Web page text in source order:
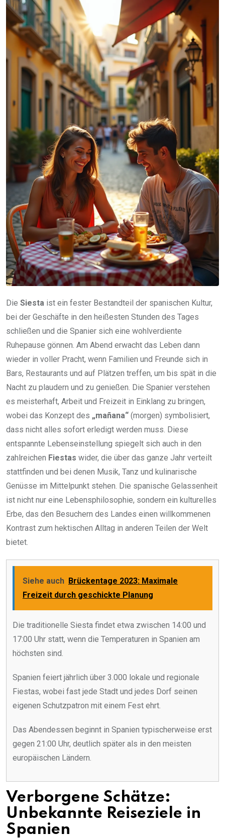
Die Siesta ist ein fester Bestandteil der spanischen Kultur,
bei der Geschäfte in den heißesten Stunden des Tages
schließen und die Spanier sich eine wohlverdiente
Ruhepause gönnen. Am Abend erwacht das Leben dann
wieder in voller Pracht, wenn Familien und Freunde sich in
Bars, Restaurants und auf Plätzen treffen, um bis spät in die
Nacht zu plaudern und zu genießen. Die Spanier verstehen
es meisterhaft, Arbeit und Freizeit in Einklang zu bringen,
wobei das Konzept des „mañana“ (morgen) symbolisiert,
dass nicht alles sofort erledigt werden muss. Diese
entspannte Lebenseinstellung spiegelt sich auch in den
zahlreichen Fiestas wider, die über das ganze Jahr verteilt
stattfinden und bei denen Musik, Tanz und kulinarische
Genüsse im Mittelpunkt stehen. Die spanische Gelassenheit
ist nicht nur eine Lebensphilosophie, sondern ein kulturelles
Erbe, das den Besuchern des Landes einen willkommenen
Kontrast zum hektischen Alltag in anderen Teilen der Welt
bietet.
Siehe auch Brückentage 2023: Maximale
Freizeit durch geschickte Planung
Die traditionelle Siesta findet etwa zwischen 14:00 und
17:00 Uhr statt, wenn die Temperaturen in Spanien am
höchsten sind.
Spanien feiert jährlich über 3.000 lokale und regionale
Fiestas, wobei fast jede Stadt und jedes Dorf seinen
eigenen Schutzpatron mit einem Fest ehrt.
Das Abendessen beginnt in Spanien typischerweise erst
gegen 21:00 Uhr, deutlich später als in den meisten
europäischen Ländern.
Verborgene Schätze:
Unbekannte Reiseziele in
Spanien